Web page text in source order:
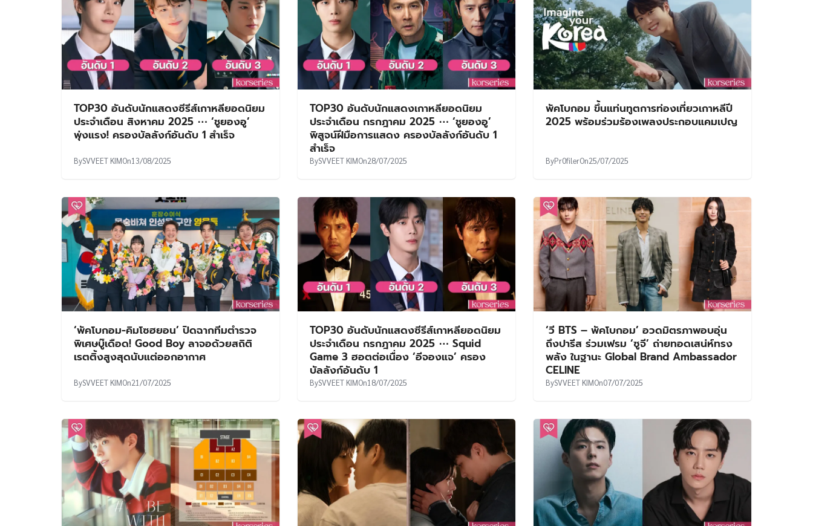
TOP30 อันดับนักแสดงซีรีส์เกาหลียอดนิยม
ประจำเดือน สิงหาคม 2025 ⋯ ‘ชูยองอู’
พุ่งแรง! ครองบัลลังก์อันดับ 1 สำเร็จ
BySVVEET KIMOn13/08/2025
TOP30 อันดับนักแสดงเกาหลียอดนิยม
ประจำเดือน กรกฎาคม 2025 ⋯ ‘ชูยองอู’
พิสูจน์ฝีมือการแสดง ครองบัลลังก์อันดับ 1
สำเร็จ
BySVVEET KIMOn28/07/2025
พัคโบกอม ขึ้นแท่นทูตการท่องเที่ยวเกาหลีปี
2025 พร้อมร่วมร้องเพลงประกอบแคมเปญ
ByPr0filerOn25/07/2025
‘พัคโบกอม-คิมโซฮยอน’ ปิดฉากทีมตำรวจ
พิเศษบู๊เดือด! Good Boy ลาจอด้วยสถิติ
เรตติ้งสูงสุดนับแต่ออกอากาศ
BySVVEET KIMOn21/07/2025
TOP30 อันดับนักแสดงซีรีส์เกาหลียอดนิยม
ประจำเดือน กรกฎาคม 2025 ⋯ Squid
Game 3 ฮอตต่อเนื่อง ‘อีจองแจ’ ครอง
บัลลังก์อันดับ 1
BySVVEET KIMOn18/07/2025
‘วี BTS – พัคโบกอม’ อวดมิตรภาพอบอุ่น
ถึงปารีส ร่วมเฟรม ‘ซูจี’ ถ่ายทอดเสน่ห์ทรง
พลัง ในฐานะ Global Brand Ambassador
CELINE
BySVVEET KIMOn07/07/2025